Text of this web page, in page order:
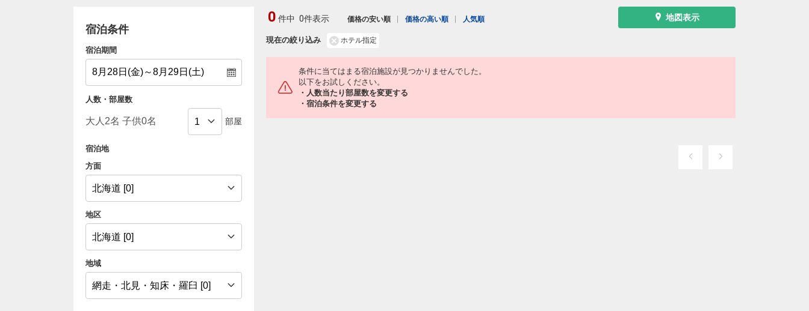
宿泊条件
宿泊期間
人数・部屋数
部屋
宿泊地
方面
地区
地域
地図表示
現在の絞り込み ホテル指定
0 件中 0件表示 価格の安い順 価格の高い順 人気順
条件に当てはまる宿泊施設が見つかりませんでした。
以下をお試しください。
・人数当たり部屋数を変更する
・宿泊条件を変更する